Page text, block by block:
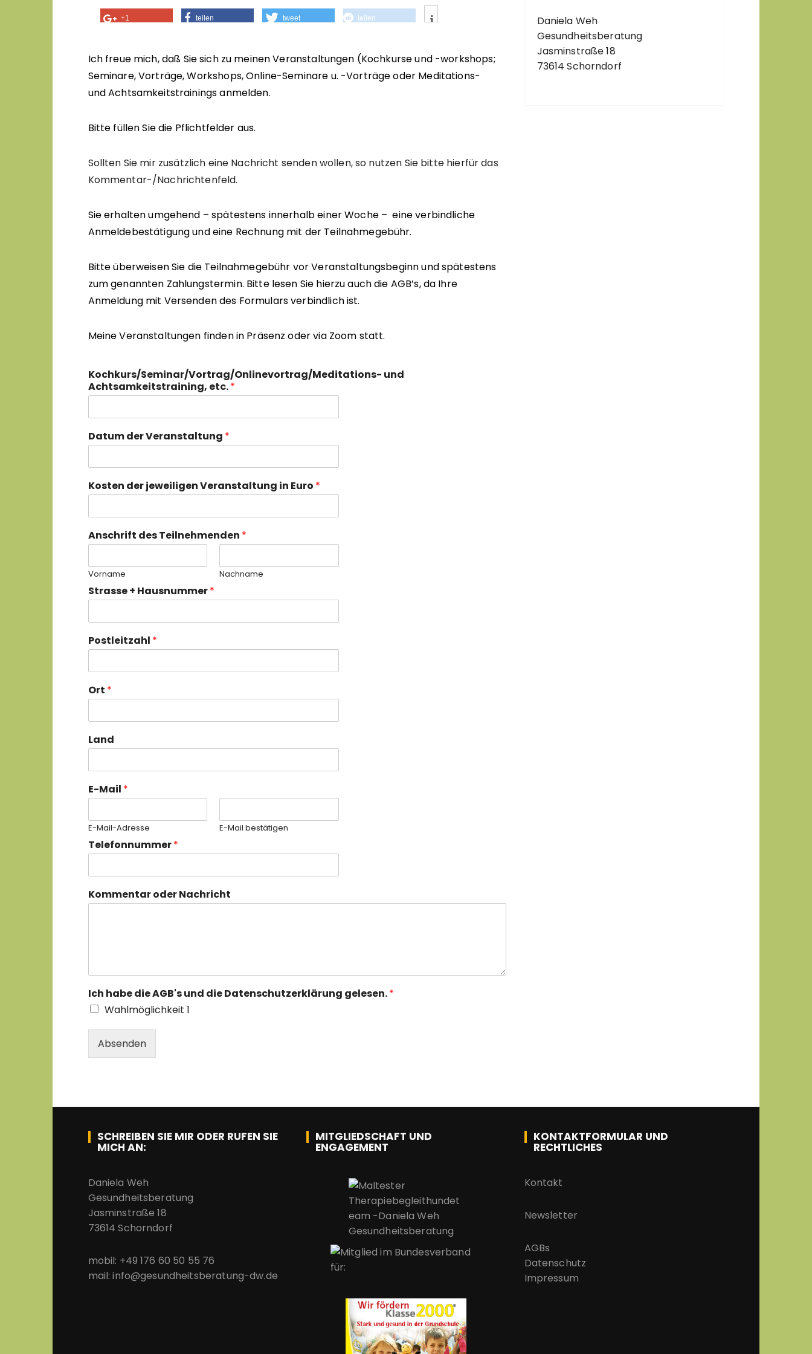
+1 teilen tweet teilen
Ich freue mich, daß Sie sich zu meinen Veranstaltungen (Kochkurse und -workshops;
Seminare, Vorträge, Workshops, Online-Seminare u. -Vorträge oder Meditations-
und Achtsamkeitstrainings anmelden.
Bitte füllen Sie die Pflichtfelder aus.
Sollten Sie mir zusätzlich eine Nachricht senden wollen, so nutzen Sie bitte hierfür das
Kommentar-/Nachrichtenfeld.
Sie erhalten umgehend – spätestens innerhalb einer Woche – eine verbindliche
Anmeldebestätigung und eine Rechnung mit der Teilnahmegebühr.
Bitte überweisen Sie die Teilnahmegebühr vor Veranstaltungsbeginn und spätestens
zum genannten Zahlungstermin. Bitte lesen Sie hierzu auch die AGB’s, da Ihre
Anmeldung mit Versenden des Formulars verbindlich ist.
Meine Veranstaltungen finden in Präsenz oder via Zoom statt.
Kochkurs/Seminar/Vortrag/Onlinevortrag/Meditations- und
Achtsamkeitstraining, etc.*
Datum der Veranstaltung *
Kosten der jeweiligen Veranstaltung in Euro *
Anschrift des Teilnehmenden *
Vorname Nachname
Strasse + Hausnummer*
Postleitzahl *
Ort *
Land
E-Mail *
E-Mail-Adresse E-Mail bestätigen
Telefonnummer*
Kommentar oder Nachricht
Ich habe die AGB's und die Datenschutzerklärung gelesen.*
Wahlmöglichkeit 1
Absenden
Daniela Weh
Gesundheitsberatung
Jasminstraße 18
73614 Schorndorf
SCHREIBEN SIE MIR ODER RUFEN SIE
MICH AN:
Daniela Weh
Gesundheitsberatung
Jasminstraße 18
73614 Schorndorf
mobil: +49 176 60 50 55 76
mail: info@gesundheitsberatung-dw.de
MITGLIEDSCHAFT UND
ENGAGEMENT
KONTAKTFORMULAR UND
RECHTLICHES
Kontakt
Newsletter
AGBs
Datenschutz
Impressum